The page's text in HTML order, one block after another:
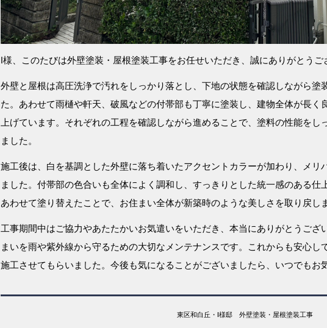
I様、このたびは外壁塗装・屋根塗装工事をお任せいただき、誠にありがとうご
外壁と屋根は高圧洗浄で汚れをしっかり落とし、下地の状態を確認しながら塗
た。あわせて雨樋や軒天、破風などの付帯部も丁寧に塗装し、建物全体が長く
上げています。それぞれの工程を確認しながら進めることで、塗料の性能をし
ました。
施工後は、白を基調とした外壁に落ち着いたアクセントカラーが加わり、メリ
ました。付帯部の色合いも全体によく調和し、すっきりとした統一感のある仕
あわせて塗り替えたことで、お住まい全体が新築時のような美しさを取り戻し
工事期間中はご協力やあたたかいお気遣いをいただき、本当にありがとうござ
まいを雨や紫外線から守るための大切なメンテナンスです。これからも安心し
施工させてもらいました。今後も気になることがございましたら、いつでもお
東区和白丘・I様邸 外壁塗装・屋根塗装工事